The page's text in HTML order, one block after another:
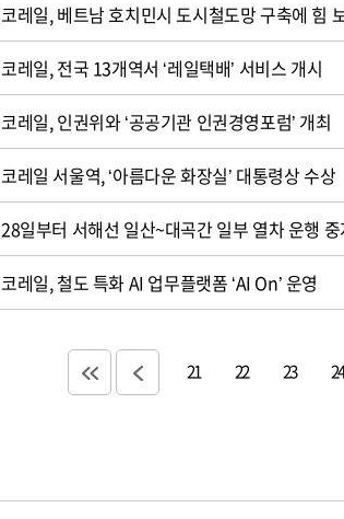
코레일, 베트남 호치민시 도시철도망 구축에 힘
코레일, 전국 13개역서 ‘레일택배’ 서비스 개시
코레일, 인권위와 ‘공공기관 인권경영포럼’ 개최
코레일 서울역, ‘아름다운 화장실’ 대통령상 수상
28일부터 서해선 일산~대곡간 일부 열차 운행 중
코레일, 철도 특화 AI 업무플랫폼 ‘AI On’ 운영
21 22 23 24